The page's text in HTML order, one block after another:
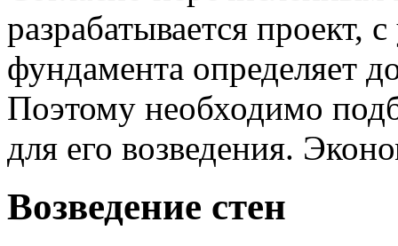
разрабатывается проект,
фундамента определяет
Поэтому необходимо
для его возведения.
Возведение стен